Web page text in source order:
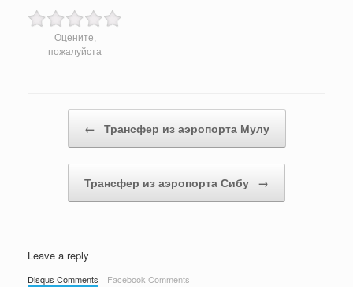
Оцените,
пожалуйста
Post navigation
← Трансфер из аэропорта Мулу
Трансфер из аэропорта Сибу →
Leave a reply
Disqus Comments Facebook Comments